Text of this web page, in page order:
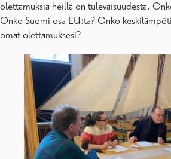
olettamuksia heillä on tulevaisuudesta.
Onko Suomi osa EU:ta? Onko
omat olettamuksesi?